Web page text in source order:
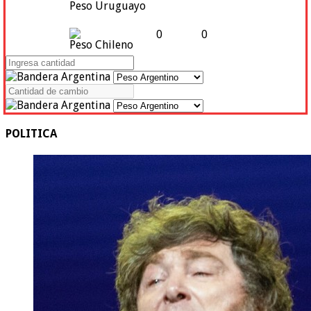
Peso Uruguayo
Peso Chileno
0 0
POLITICA